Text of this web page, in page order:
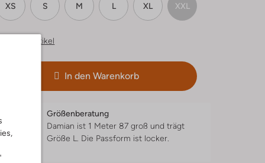
XS S M L XL XXL
Artikel
In den Warenkorb
Größenberatung
Damian ist 1 Meter 87 groß und trägt
Größe L. Die Passform ist locker.